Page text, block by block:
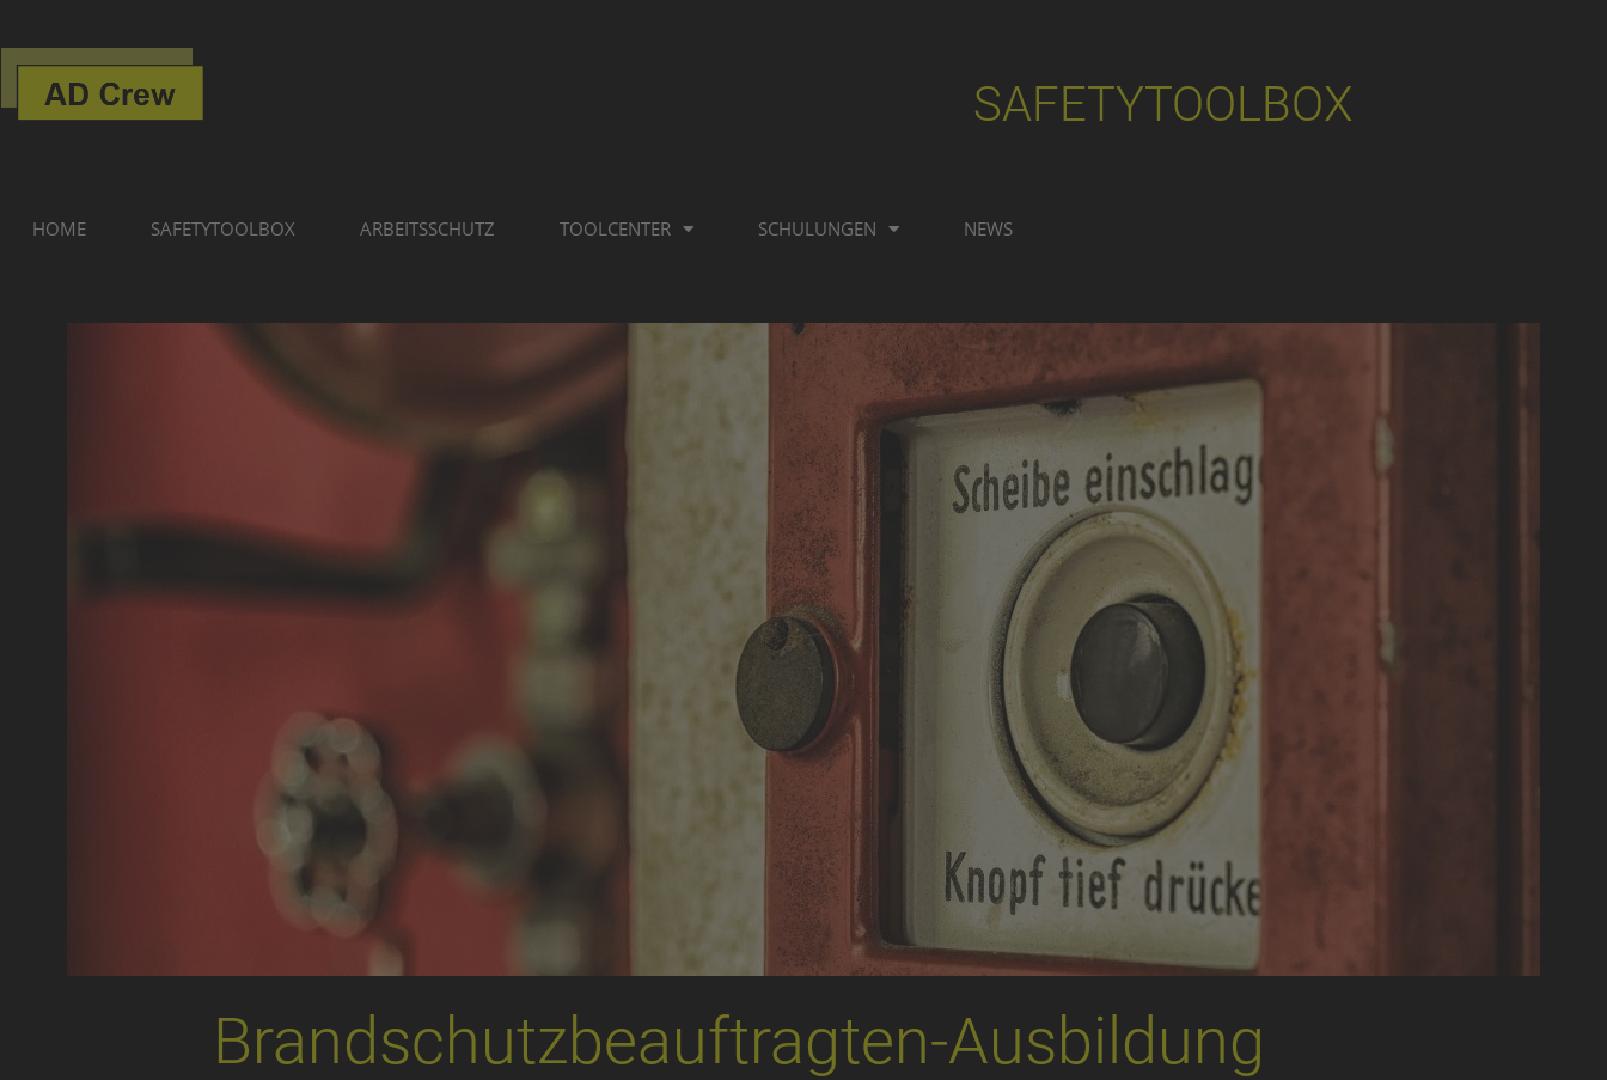
SAFETYTOOLBOX
HOME SAFETYTOOLBOX ARBEITSSCHUTZ TOOLCENTER SCHULUNGEN NEWS
Brandschutzbeauftragten-Ausbildung